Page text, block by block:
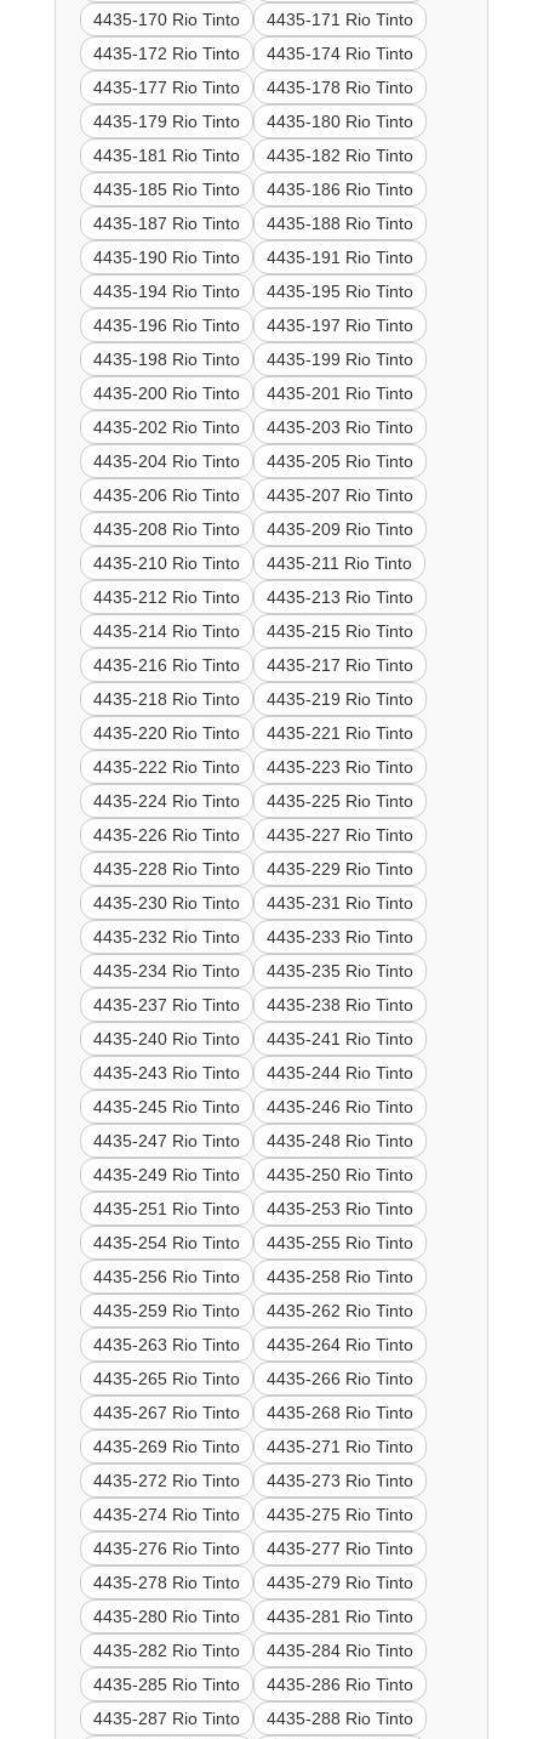
4435-170 Rio Tinto
4435-171 Rio Tinto
4435-172 Rio Tinto
4435-174 Rio Tinto
4435-177 Rio Tinto
4435-178 Rio Tinto
4435-179 Rio Tinto
4435-180 Rio Tinto
4435-181 Rio Tinto
4435-182 Rio Tinto
4435-185 Rio Tinto
4435-186 Rio Tinto
4435-187 Rio Tinto
4435-188 Rio Tinto
4435-190 Rio Tinto
4435-191 Rio Tinto
4435-194 Rio Tinto
4435-195 Rio Tinto
4435-196 Rio Tinto
4435-197 Rio Tinto
4435-198 Rio Tinto
4435-199 Rio Tinto
4435-200 Rio Tinto
4435-201 Rio Tinto
4435-202 Rio Tinto
4435-203 Rio Tinto
4435-204 Rio Tinto
4435-205 Rio Tinto
4435-206 Rio Tinto
4435-207 Rio Tinto
4435-208 Rio Tinto
4435-209 Rio Tinto
4435-210 Rio Tinto
4435-211 Rio Tinto
4435-212 Rio Tinto
4435-213 Rio Tinto
4435-214 Rio Tinto
4435-215 Rio Tinto
4435-216 Rio Tinto
4435-217 Rio Tinto
4435-218 Rio Tinto
4435-219 Rio Tinto
4435-220 Rio Tinto
4435-221 Rio Tinto
4435-222 Rio Tinto
4435-223 Rio Tinto
4435-224 Rio Tinto
4435-225 Rio Tinto
4435-226 Rio Tinto
4435-227 Rio Tinto
4435-228 Rio Tinto
4435-229 Rio Tinto
4435-230 Rio Tinto
4435-231 Rio Tinto
4435-232 Rio Tinto
4435-233 Rio Tinto
4435-234 Rio Tinto
4435-235 Rio Tinto
4435-237 Rio Tinto
4435-238 Rio Tinto
4435-240 Rio Tinto
4435-241 Rio Tinto
4435-243 Rio Tinto
4435-244 Rio Tinto
4435-245 Rio Tinto
4435-246 Rio Tinto
4435-247 Rio Tinto
4435-248 Rio Tinto
4435-249 Rio Tinto
4435-250 Rio Tinto
4435-251 Rio Tinto
4435-253 Rio Tinto
4435-254 Rio Tinto
4435-255 Rio Tinto
4435-256 Rio Tinto
4435-258 Rio Tinto
4435-259 Rio Tinto
4435-262 Rio Tinto
4435-263 Rio Tinto
4435-264 Rio Tinto
4435-265 Rio Tinto
4435-266 Rio Tinto
4435-267 Rio Tinto
4435-268 Rio Tinto
4435-269 Rio Tinto
4435-271 Rio Tinto
4435-272 Rio Tinto
4435-273 Rio Tinto
4435-274 Rio Tinto
4435-275 Rio Tinto
4435-276 Rio Tinto
4435-277 Rio Tinto
4435-278 Rio Tinto
4435-279 Rio Tinto
4435-280 Rio Tinto
4435-281 Rio Tinto
4435-282 Rio Tinto
4435-284 Rio Tinto
4435-285 Rio Tinto
4435-286 Rio Tinto
4435-287 Rio Tinto
4435-288 Rio Tinto